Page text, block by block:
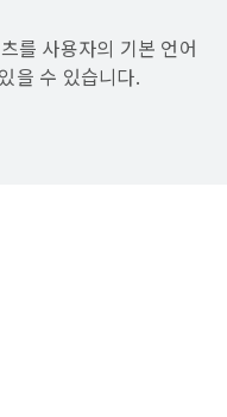
를 사용자의 기본 언어
을 수 있습니다.